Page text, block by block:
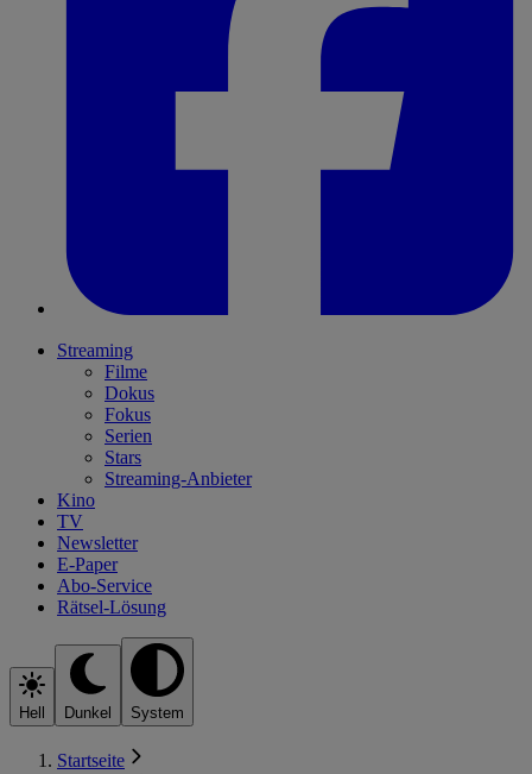
Streaming
Filme
Dokus
Fokus
Serien
Stars
Streaming-Anbieter
Kino
TV
Newsletter
E-Paper
Abo-Service
Rätsel-Lösung
Hell Dunkel System
Startseite